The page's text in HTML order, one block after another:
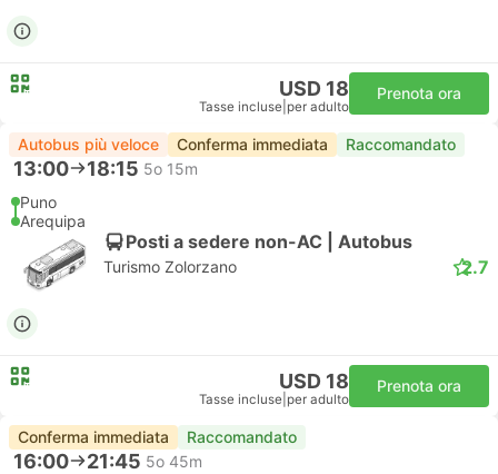
USD 18
Tasse incluse per adulto
Prenota ora
Autobus più veloce Conferma immediata Raccomandato
13:00 18:15 5o 15m
Puno
Arequipa
Posti a sedere non-AC | Autobus
Turismo Zolorzano 2.7
USD 18
Tasse incluse per adulto
Prenota ora
Conferma immediata Raccomandato
16:00 21:45 5o 45m